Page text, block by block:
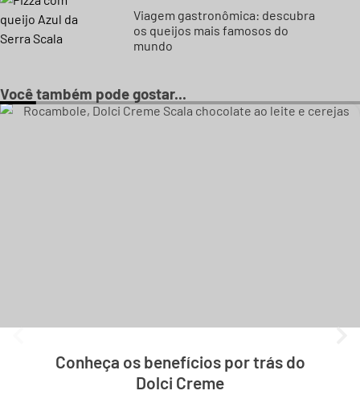
Viagem gastronômica: descubra
os queijos mais famosos do
mundo
Você também pode gostar...
Conheça os benefícios por trás do
Dolci Creme